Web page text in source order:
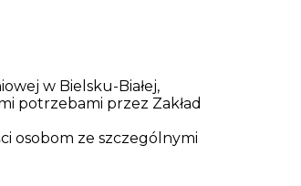
w Bielsku-Białej,
potrzebami przez Zakład
osobom ze szczególnymi